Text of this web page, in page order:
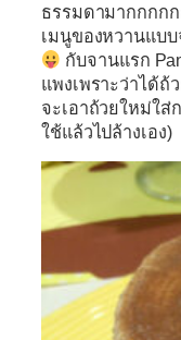
ธรรมดามากกกก
เมนูของหวานแบ
กับจานแรก
แพงเพราะว่าได้
จะเอาถ้วยใหม่ใส่
ใช้แล้วไปล้างเอง)